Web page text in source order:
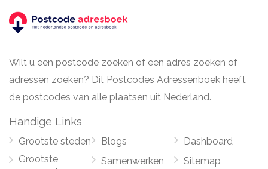
Wilt u een postcode zoeken of een adres zoeken of
adressen zoeken? Dit Postcodes Adressenboek heeft
de postcodes van alle plaatsen uit Nederland.
Handige Links
Grootste steden
Grootste
Blogs
Samenwerken
Dashboard
Sitemap